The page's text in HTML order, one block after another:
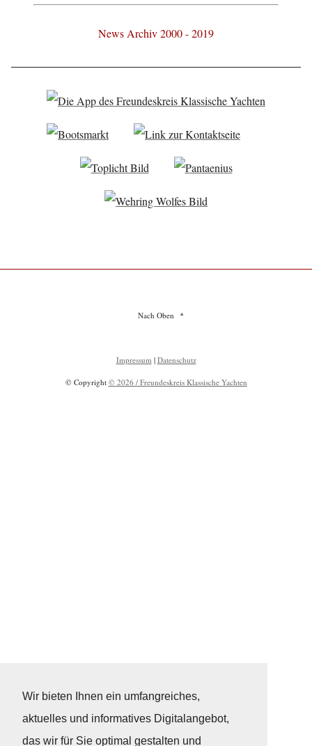
Wir bieten Ihnen ein umfangreiches,
aktuelles und informatives Digitalangebot,
das wir für Sie optimal gestalten und
News Archiv 2000 - 2019
Nach Oben
Impressum | Datenschutz
© Copyright © 2026 / Freundeskreis Klassische Yachten